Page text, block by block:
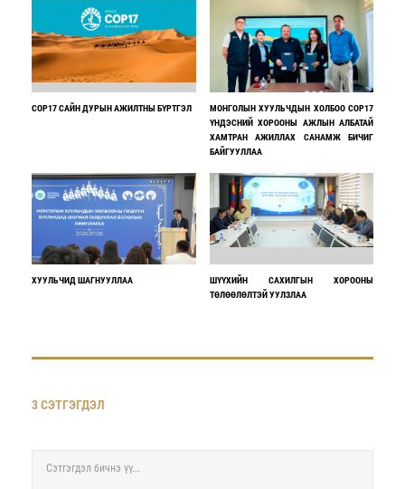
COP17 САЙН ДУРЫН АЖИЛТНЫ БҮРТГЭЛ
МОНГОЛЫН ХУУЛЬЧДЫН ХОЛБОО COP17
ҮНДЭСНИЙ ХОРООНЫ АЖЛЫН АЛБАТАЙ
ХАМТРАН АЖИЛЛАХ САНАМЖ БИЧИГ
БАЙГУУЛЛАА
ХУУЛЬЧИД ШАГНУУЛЛАА
ШҮҮХИЙН САХИЛГЫН ХОРООНЫ
ТӨЛӨӨЛӨЛТЭЙ УУЛЗЛАА
3 СЭТГЭГДЭЛ